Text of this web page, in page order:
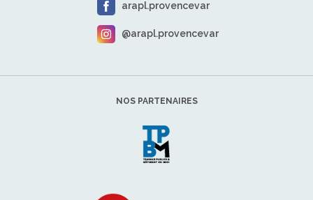
arapl.provencevar
@arapl.provencevar
NOS PARTENAIRES